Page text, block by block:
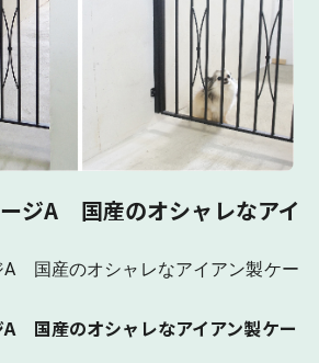
ジA 国産のオシャレなアイ
A 国産のオシャレなアイアン製ケー
A 国産のオシャレなアイアン製ケー